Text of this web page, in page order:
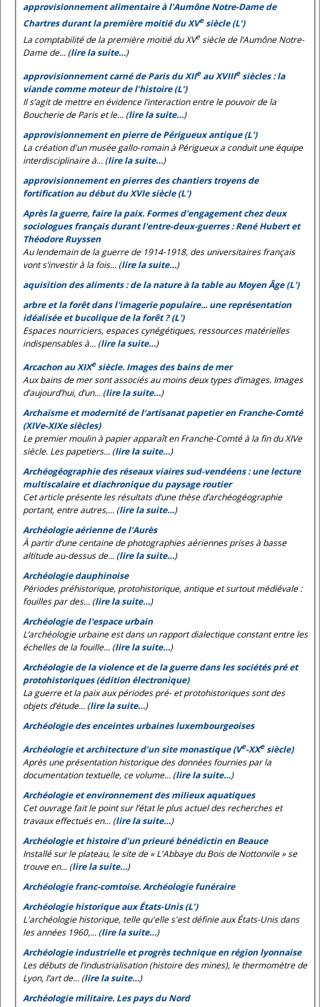
approvisionnement alimentaire à l’Aumône Notre-Dame de
Chartres durant la première moitié du XVesiècle (L’)
La comptabilité de la première moitié du XVe siècle de l’Aumône Notre-
Dame de... (lire la suite…)
approvisionnement carné de Paris du XIIeau XVIIIesiècles : la
viande comme moteur de l’histoire (L’)
Il s’agit de mettre en évidence l’interaction entre le pouvoir de la
Boucherie de Paris et le... (lire la suite…)
approvisionnement en pierre de Périgueux antique (L')
La création d'un musée gallo-romain à Périgueux a conduit une équipe
interdisciplinaire à... (lire la suite…)
approvisionnement en pierres des chantiers troyens de
fortification au début du XVIe siècle (L')
Après la guerre, faire la paix. Formes d'engagement chez deux
sociologues français durant l'entre-deux-guerres : René Hubert et
Théodore Ruyssen
Au lendemain de la guerre de 1914-1918, des universitaires français
vont s’investir à la fois... (lire la suite…)
aquisition des aliments : de la nature à la table au Moyen Âge (L')
arbre et la forêt dans l'imagerie populaire... une représentation
idéalisée et bucolique de la forêt ? (L')
Espaces nourriciers, espaces cynégétiques, ressources matérielles
indispensables à... (lire la suite…)
Arcachon au XIXesiècle. Images des bains de mer
Aux bains de mer sont associés au moins deux types d’images. Images
d’aujourd’hui, d’un... (lire la suite…)
Archaïsme et modernité de l'artisanat papetier en Franche-Comté
(XIVe-XIXe siècles)
Le premier moulin à papier apparaît en Franche-Comté à la fin du XIVe
siècle. Les papetiers... (lire la suite…)
Archéogéographie des réseaux viaires sud-vendéens : une lecture
multiscalaire et diachronique du paysage routier
Cet article présente les résultats d’une thèse d’archéogéographie
portant, entre autres,... (lire la suite…)
Archéologie aérienne de l’Aurès
À partir d’une centaine de photographies aériennes prises à basse
altitude au-dessus de... (lire la suite…)
Archéologie dauphinoise
Périodes préhistorique, protohistorique, antique et surtout médiévale :
fouilles par des... (lire la suite…)
Archéologie de l'espace urbain
L’archéologie urbaine est dans un rapport dialectique constant entre les
échelles de la fouille... (lire la suite…)
Archéologie de la violence et de la guerre dans les sociétés pré et
protohistoriques (édition électronique)
La guerre et la paix aux périodes pré- et protohistoriques sont des
objets d’étude... (lire la suite…)
Archéologie des enceintes urbaines luxembourgeoises
Archéologie et architecture d’un site monastique (Ve-XXesiècle)
Après une présentation historique des données fournies par la
documentation textuelle, ce volume... (lire la suite…)
Archéologie et environnement des milieux aquatiques
Cet ouvrage fait le point sur l’état le plus actuel des recherches et
travaux effectués en... (lire la suite…)
Archéologie et histoire d’un prieuré bénédictin en Beauce
Installé sur le plateau, le site de « L'Abbaye du Bois de Nottonvile » se
trouve en... (lire la suite…)
Archéologie franc-comtoise. Archéologie funéraire
Archéologie historique aux États-Unis (L’)
L'archéologie historique, telle qu'elle s'est définie aux États-Unis dans
les années 1960,... (lire la suite…)
Archéologie industrielle et progrès technique en région lyonnaise
Les débuts de l’industrialisation (histoire des mines), le thermomètre de
Lyon, l’art de... (lire la suite…)
Archéologie militaire. Les pays du Nord